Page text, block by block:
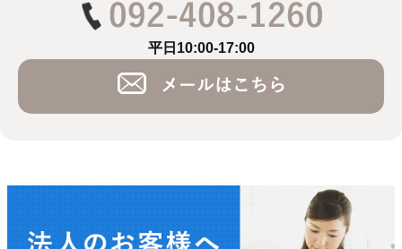
平日10:00-17:00